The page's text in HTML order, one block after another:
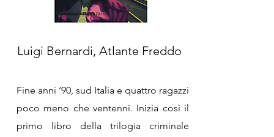
Luigi Bernardi, Atlante Freddo
Fine anni ‘90, sud Italia e quattro ragazzi
poco meno che ventenni. Inizia così il
primo libro della trilogia criminale